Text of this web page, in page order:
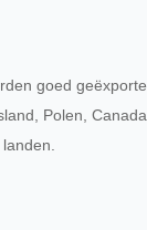
goed
Polen,